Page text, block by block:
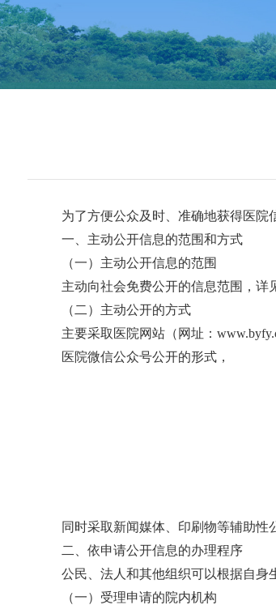
MORE+
仁心 · 妙术
MORE+
为了方便公众及时、准确地获得医
一、主动公开信息的范围和方式
（一）主动公开信息的范围
主动向社会免费公开的信息范围，
（二）主动公开的方式
主要采取医院网站（网址：
医院微信公众号公开的形式，
同时采取新闻媒体、印刷物等辅助
二、依申请公开信息的办理程序
公民、法人和其他组织可以根据自身
（一）受理申请的院内机构